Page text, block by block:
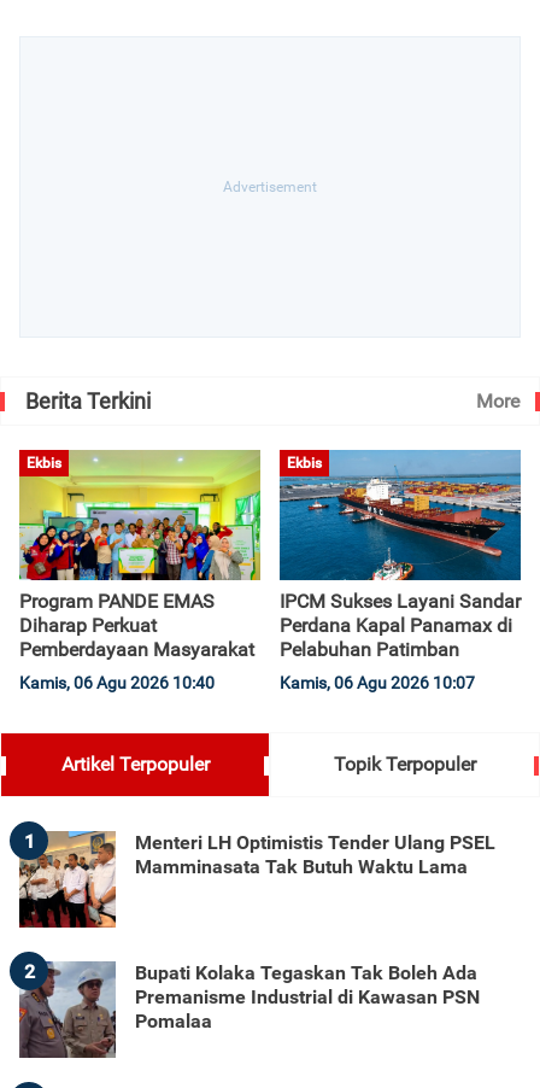
Berita Terkini More
Ekbis
Program PANDE EMAS
Diharap Perkuat
Pemberdayaan Masyarakat
Kamis, 06 Agu 2026 10:40
Ekbis
IPCM Sukses Layani Sandar
Perdana Kapal Panamax di
Pelabuhan Patimban
Kamis, 06 Agu 2026 10:07
Artikel Terpopuler Topik Terpopuler
1
Menteri LH Optimistis Tender Ulang PSEL
Mamminasata Tak Butuh Waktu Lama
2
Bupati Kolaka Tegaskan Tak Boleh Ada
Premanisme Industrial di Kawasan PSN
Pomalaa